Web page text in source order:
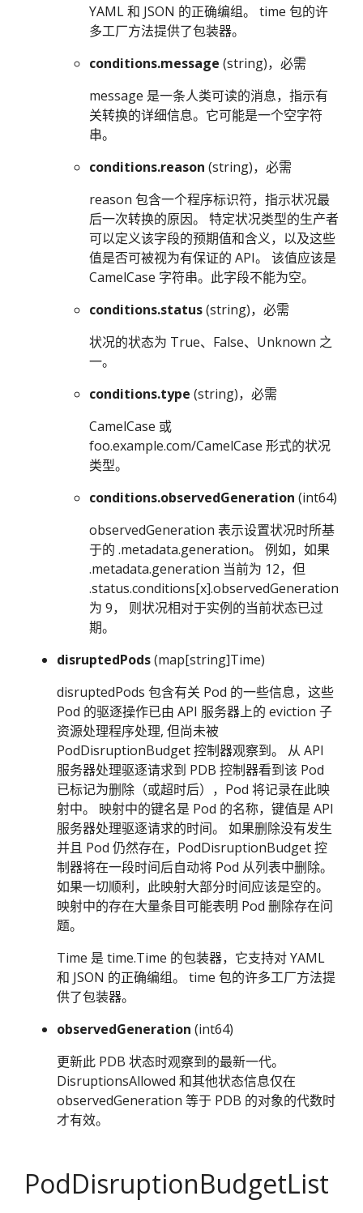
YAML 和 JSON 的正确编组。 time 包的许
多工厂方法提供了包装器。
conditions.message (string)，必需
message 是一条人类可读的消息，指示有
关转换的详细信息。它可能是一个空字符
串。
conditions.reason (string)，必需
reason 包含一个程序标识符，指示状况最
后一次转换的原因。 特定状况类型的生产者
可以定义该字段的预期值和含义，以及这些
值是否可被视为有保证的 API。 该值应该是
CamelCase 字符串。此字段不能为空。
conditions.status(string)，必需
状况的状态为 True、False、Unknown 之
一。
conditions.type (string)，必需
CamelCase 或
foo.example.com/CamelCase 形式的状况
类型。
conditions.observedGeneration (int64)
observedGeneration 表示设置状况时所基
于的 .metadata.generation。 例如，如果
.metadata.generation 当前为 12，但
.status.conditions[x].observedGeneration
为 9， 则状况相对于实例的当前状态已过
期。
disruptedPods(map[string]Time)
disruptedPods 包含有关 Pod 的一些信息，这些
Pod 的驱逐操作已由 API 服务器上的 eviction 子
资源处理程序处理, 但尚未被
PodDisruptionBudget 控制器观察到。 从 API
服务器处理驱逐请求到 PDB 控制器看到该 Pod
已标记为删除（或超时后），Pod 将记录在此映
射中。 映射中的键名是 Pod 的名称，键值是 API
服务器处理驱逐请求的时间。 如果删除没有发生
并且 Pod 仍然存在，PodDisruptionBudget 控
制器将在一段时间后自动将 Pod 从列表中删除。
如果一切顺利，此映射大部分时间应该是空的。
映射中的存在大量条目可能表明 Pod 删除存在问
题。
Time 是 time.Time 的包装器，它支持对 YAML
和 JSON 的正确编组。 time 包的许多工厂方法提
供了包装器。
observedGeneration (int64)
更新此 PDB 状态时观察到的最新一代。
DisruptionsAllowed 和其他状态信息仅在
observedGeneration 等于 PDB 的对象的代数时
才有效。
PodDisruptionBudgetList